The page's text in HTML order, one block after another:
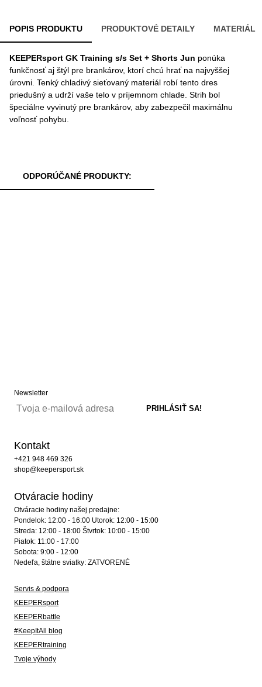
POPIS PRODUKTU PRODUKTOVÉ DETAILY MATERIÁL
KEEPERsport GK Training s/s Set + Shorts Jun ponúka
funkčnosť aj štýl pre brankárov, ktorí chcú hrať na najvyššej
úrovni. Tenký chladivý sieťovaný materiál robí tento dres
priedušný a udrží vaše telo v príjemnom chlade. Strih bol
špeciálne vyvinutý pre brankárov, aby zabezpečil maximálnu
voľnosť pohybu.
ODPORÚČANÉ PRODUKTY:
Newsletter
Kontakt
+421 948 469 326
shop@keepersport.sk
Otváracie hodiny
Otváracie hodiny našej predajne:
Pondelok: 12:00 - 16:00 Utorok: 12:00 - 15:00
Streda: 12:00 - 18:00 Štvrtok: 10:00 - 15:00
Piatok: 11:00 - 17:00
Sobota: 9:00 - 12:00
Nedeľa, štátne sviatky: ZATVORENÉ
Servis & podpora
KEEPERsport
KEEPERbattle
#KeepItAll blog
KEEPERtraining
Tvoje výhody